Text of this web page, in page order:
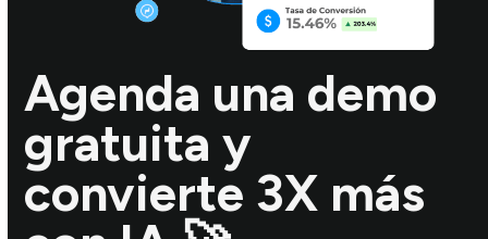
Agenda una demo
gratuita y
convierte 3X más